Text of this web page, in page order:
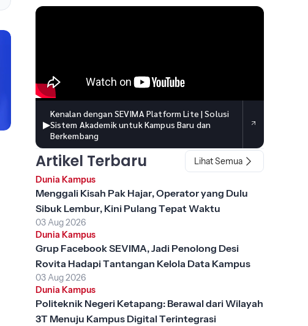
▶
Kenalan dengan SEVIMA Platform Lite | Solusi
Sistem Akademik untuk Kampus Baru dan
Berkembang
Artikel Terbaru
Lihat Semua
Dunia Kampus
Menggali Kisah Pak Hajar, Operator yang Dulu
Sibuk Lembur, Kini Pulang Tepat Waktu
03 Aug 2026
Dunia Kampus
Grup Facebook SEVIMA, Jadi Penolong Desi
Rovita Hadapi Tantangan Kelola Data Kampus
03 Aug 2026
Dunia Kampus
Politeknik Negeri Ketapang: Berawal dari Wilayah
3T Menuju Kampus Digital Terintegrasi